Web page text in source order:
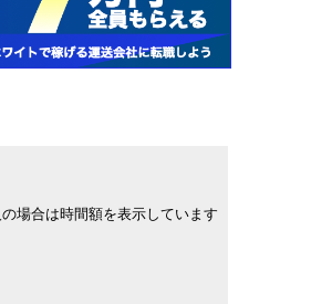
場合は時間額を表示しています